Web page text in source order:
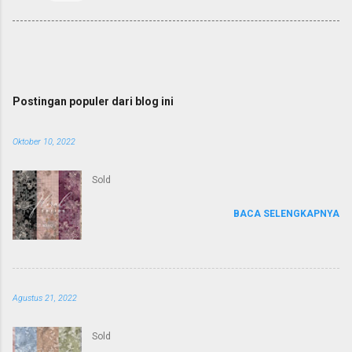
Postingan populer dari blog ini
Oktober 10, 2022
Sold
BACA SELENGKAPNYA
Agustus 21, 2022
Sold